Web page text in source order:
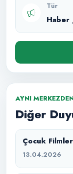
Tür
Haber
AYNI
Diğer
Çocuk
13.04.2026